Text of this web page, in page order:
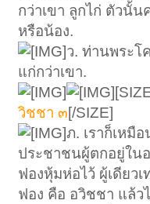
กว่าเขา ลูกไก่ ตัวนั้น
หรือน้อง.
ว. ท่านพระโ
แก่กว่าเขา.
วิชชา ๓[/SIZE]
ภ. เราก็เหมื
ประชาชนผู้ตกอยู่ใน
ฟองหุ้มห่อไว้ ผู้เดียว
ฟอง คือ อวิชชา แล้ว